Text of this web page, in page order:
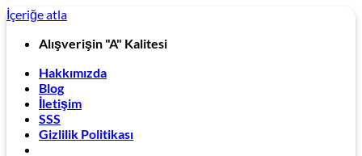
İçeriğe atla
Alışverişin "A" Kalitesi
Hakkımızda
Blog
İletişim
SSS
Gizlilik Politikası